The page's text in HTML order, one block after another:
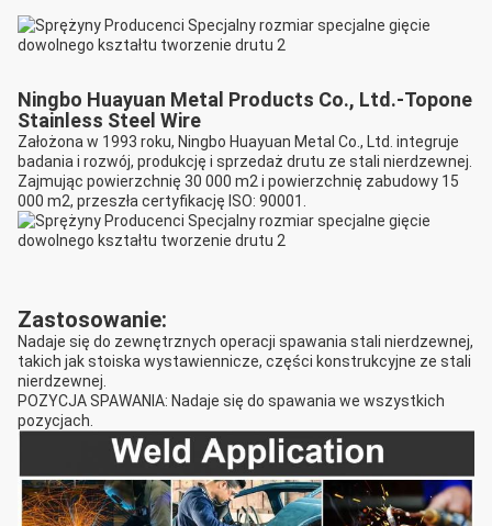
Ningbo Huayuan Metal Products Co., Ltd.-Topone
Stainless Steel Wire
Założona w 1993 roku, Ningbo Huayuan Metal Co., Ltd. integruje
badania i rozwój, produkcję i sprzedaż drutu ze stali nierdzewnej.
Zajmując powierzchnię 30 000 m2 i powierzchnię zabudowy 15
000 m2, przeszła certyfikację ISO: 90001.
Zastosowanie:
Nadaje się do zewnętrznych operacji spawania stali nierdzewnej,
takich jak stoiska wystawiennicze, części konstrukcyjne ze stali
nierdzewnej.
POZYCJA SPAWANIA: Nadaje się do spawania we wszystkich
pozycjach.